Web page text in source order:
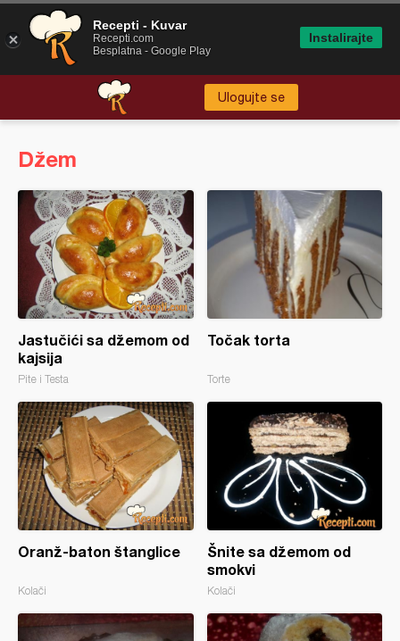
Ulogujte se
Džem
Jastučići sa džemom od
kajsija
Pite i Testa
Točak torta
Torte
Oranž-baton štanglice
Kolači
Šnite sa džemom od
smokvi
Kolači
Recepti - Kuvar
Recepti.com
Besplatna - Google Play
Instalirajte